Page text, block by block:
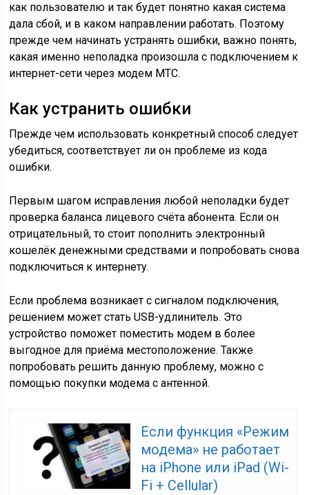
как пользователю и так будет понятно какая система
дала сбой, и в каком направлении работать. Поэтому
прежде чем начинать устранять ошибки, важно понять,
какая именно неполадка произошла с подключением к
интернет-сети через модем МТС.
Как устранить ошибки
Прежде чем использовать конкретный способ следует
убедиться, соответствует ли он проблеме из кода
ошибки.
Первым шагом исправления любой неполадки будет
проверка баланса лицевого счёта абонента. Если он
отрицательный, то стоит пополнить электронный
кошелёк денежными средствами и попробовать снова
подключиться к интернету.
Если проблема возникает с сигналом подключения,
решением может стать USB-удлинитель. Это
устройство поможет поместить модем в более
выгодное для приёма местоположение. Также
попробовать решить данную проблему, можно с
помощью покупки модема с антенной.
Если функция «Режим
модема» не работает
на iPhone или iPad (Wi-
Fi + Cellular)